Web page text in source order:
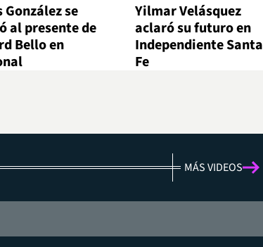
González se
al presente de
Bello en
Yilmar Velásquez
aclaró su futuro en
Independiente Santa
Fe
MÁS VIDEOS